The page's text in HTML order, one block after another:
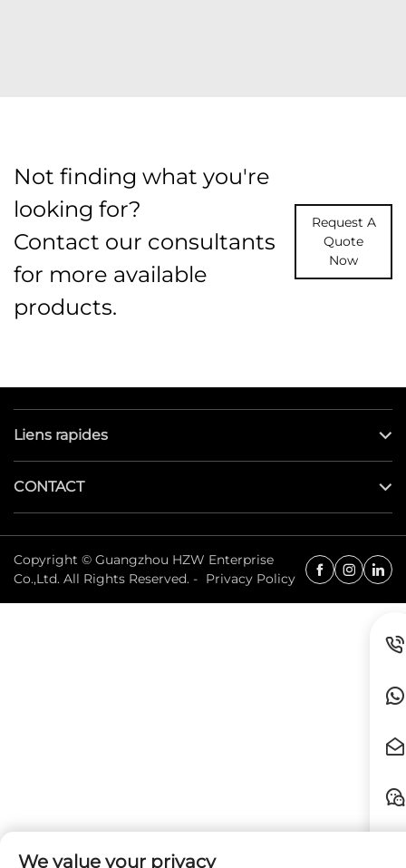
Not finding what you're
looking for?
Contact our consultants
for more available
products.
Request A
Quote
Now
Liens rapides
CONTACT
Copyright © Guangzhou HZW Enterprise
Co.,Ltd. All Rights Reserved. - Privacy Policy
We value your privacy